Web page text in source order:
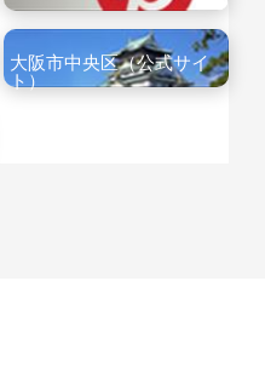
大阪市中央区（公式サイ
ト）